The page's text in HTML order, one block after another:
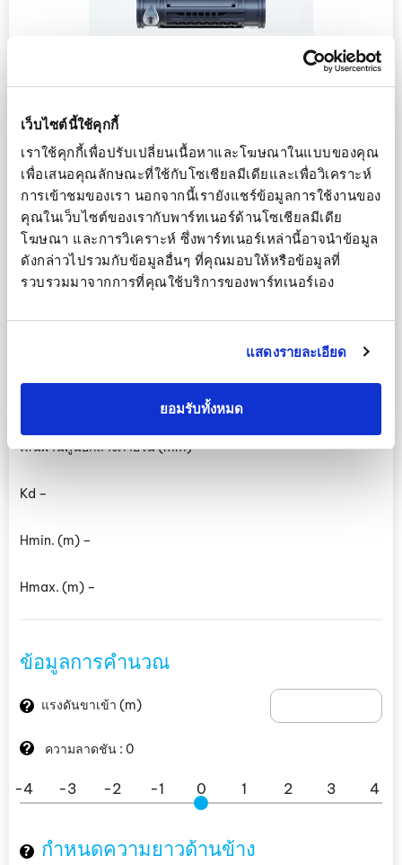
เว็บไซต์นี้ใช้คุกกี้
เราใช้คุกกี้เพื่อปรับเปลี่ยนเนื้อหาและโฆษณาในแบบของคุณ
เพื่อเสนอคุณลักษณะที่ใช้กับโซเชียลมีเดียและเพื่อวิเคราะห์
การเข้าชมของเรา นอกจากนี้เรายังแชร์ข้อมูลการใช้งานของ
คุณในเว็บไซต์ของเรากับพาร์ทเนอร์ด้านโซเชียลมีเดีย
โฆษณา และการวิเคราะห์ ซึ่งพาร์ทเนอร์เหล่านี้อาจนำข้อมูล
ดังกล่าวไปรวมกับข้อมูลอื่นๆ ที่คุณมอบให้หรือข้อมูลที่
รวบรวมมาจากการที่คุณใช้บริการของพาร์ทเนอร์เอง
แสดงรายละเอียด
ยอมรับทั้งหมด
อัตราการไหลที่กำหนด(l/h)
ข้อมูลท่อน้ำหยด
เส้นผ่านศูนย์กลางภายใน(mm)–
Kd –
Hmin.(m) –
Hmax.(m) –
ข้อมูลการคำนวณ
? แรงดันขาเข้า(m)
? ความลาดชัน :0
-4 -3 -2 -1 0 1 2 3 4
? กำหนดความยาวด้านข้าง